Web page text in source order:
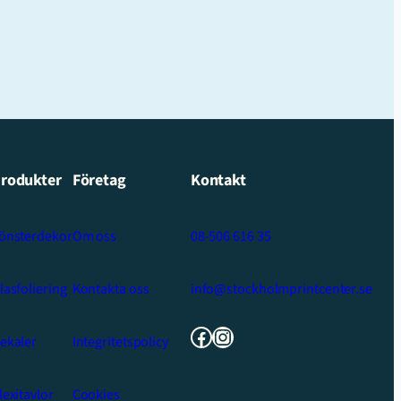
Företag
Om oss
Kontakta oss
Integritetspolicy
Cookies
Kontakt
08-506 616 35
info@stockholmprintcenter.se
Facebook
Instagram